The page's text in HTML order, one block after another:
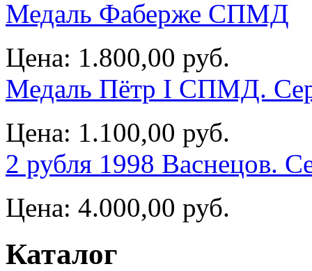
Медаль Фаберже СПМД
Цена: 1.800,00 руб.
Медаль Пётр I СПМД.
Цена: 1.100,00 руб.
2 рубля 1998 Васнецов.
Цена: 4.000,00 руб.
Каталог